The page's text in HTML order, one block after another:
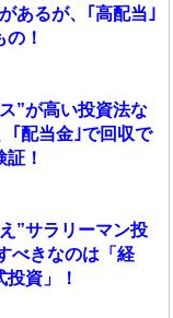
あるが、｢高配当｣
！
”が高い投資法な
｢配当金｣で回収で
！
”サラリーマン投
べきなのは「経
資」！